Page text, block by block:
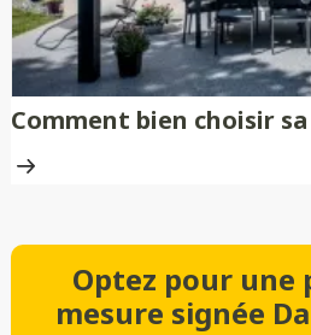
Comment bien choisir
Optez pour une
mesure signée